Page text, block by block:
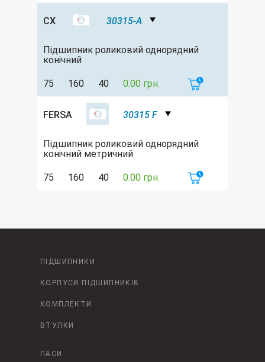
CX 30315-A
Підшипник роликовий однорядний
конічний
75 160 40 0.00 грн.
FERSA 30315 F
Підшипник роликовий однорядний
конічний метричний
75 160 40 0.00 грн.
ПІДШИПНИКИ
КОРПУСИ ПІДШИПНИКІВ
КОМПЛЕКТИ
ВТУЛКИ
ПАСИ